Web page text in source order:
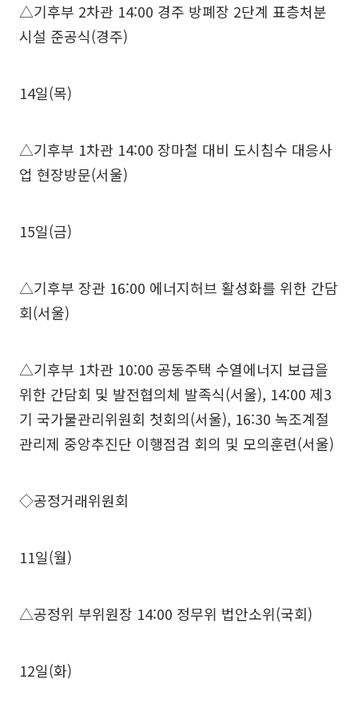
△기후부 2차관 14:00 경주 방폐장 2단계 표층처분
시설 준공식(경주)
14일(목)
△기후부 1차관 14:00 장마철 대비 도시침수 대응사
업 현장방문(서울)
15일(금)
△기후부 장관 16:00 에너지허브 활성화를 위한 간담
회(서울)
△기후부 1차관 10:00 공동주택 수열에너지 보급을
위한 간담회 및 발전협의체 발족식(서울), 14:00 제3
기 국가물관리위원회 첫회의(서울), 16:30 녹조계절
관리제 중앙추진단 이행점검 회의 및 모의훈련(서울)
◇공정거래위원회
11일(월)
△공정위 부위원장 14:00 정무위 법안소위(국회)
12일(화)